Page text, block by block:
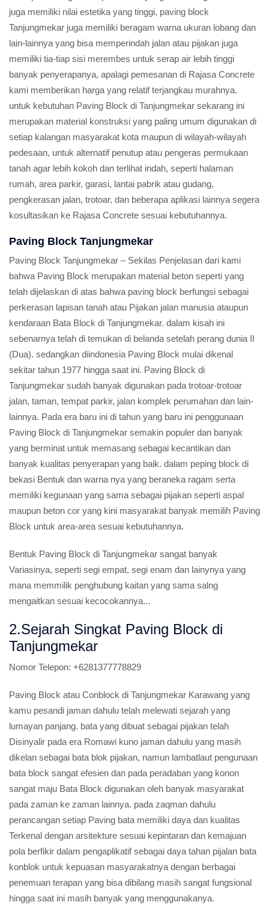
juga memiliki nilai estetika yang tinggi, paving block
Tanjungmekar juga memiliki beragam warna ukuran lobang dan
lain-lainnya yang bisa memperindah jalan atau pijakan juga
memiliki tia-tiap sisi merembes untuk serap air lebih tinggi
banyak penyerapanya, apalagi pemesanan di Rajasa Concrete
kami memberikan harga yang relatif terjangkau murahnya.
untuk kebutuhan Paving Block di Tanjungmekar sekarang ini
merupakan material konstruksi yang paling umum digunakan di
setiap kalangan masyarakat kota maupun di wilayah-wilayah
pedesaan, untuk alternatif penutup atau pengeras permukaan
tanah agar lebih kokoh dan terlihat indah, seperti halaman
rumah, area parkir, garasi, lantai pabrik atau gudang,
pengkerasan jalan, trotoar, dan beberapa aplikasi lainnya segera
kosultasikan ke Rajasa Concrete sesuai kebutuhannya.
Paving Block Tanjungmekar
Paving Block Tanjungmekar – Sekilas Penjelasan dari kami
bahwa Paving Block merupakan material beton seperti yang
telah dijelaskan di atas bahwa paving block berfungsi sebagai
perkerasan lapisan tanah atau Pijakan jalan manusia ataupun
kendaraan Bata Block di Tanjungmekar. dalam kisah ini
sebenarnya telah di temukan di belanda setelah perang dunia II
(Dua). sedangkan diindonesia Paving Block mulai dikenal
sekitar tahun 1977 hingga saat ini. Paving Block di
Tanjungmekar sudah banyak digunakan pada trotoar-trotoar
jalan, taman, tempat parkir, jalan komplek perumahan dan lain-
lainnya. Pada era baru ini di tahun yang baru ini penggunaan
Paving Block di Tanjungmekar semakin populer dan banyak
yang berminat untuk memasang sebagai kecantikan dan
banyak kualitas penyerapan yang baik. dalam peping block di
bekasi Bentuk dan warna nya yang beraneka ragam serta
memiliki kegunaan yang sama sebagai pijakan seperti aspal
maupun beton cor yang kini masyarakat banyak memilih Paving
Block untuk area-area sesuai kebutuhannya.
Bentuk Paving Block di Tanjungmekar sangat banyak
Variasinya, seperti segi empat, segi enam dan lainynya yang
mana memmilik penghubung kaitan yang sama salng
mengaitkan sesuai kecocokannya...
2.Sejarah Singkat Paving Block di
Tanjungmekar
Nomor Telepon: +6281377778829
Paving Block atau Conblock di Tanjungmekar Karawang yang
kamu pesandi jaman dahulu telah melewati sejarah yang
lumayan panjang. bata yang dibuat sebagai pijakan telah
Disinyalir pada era Romawi kuno jaman dahulu yang masih
dikelan sebagai bata blok pijakan, namun lambatlaut pengunaan
bata block sangat efesien dan pada peradaban yang konon
sangat maju Bata Block digunakan oleh banyak masyarakat
pada zaman ke zaman lainnya. pada zaqman dahulu
perancangan setiap Paving bata memiliki daya dan kualitas
Terkenal dengan arsitekture sesuai kepintaran dan kemajuan
pola berfikir dalam pengaplikatif sebagai daya tahan pijalan bata
konblok untuk kepuasan masyarakatnya dengan berbagai
penemuan terapan yang bisa dibilang masih sangat fungsional
hingga saat ini masih banyak yang menggunakanya.